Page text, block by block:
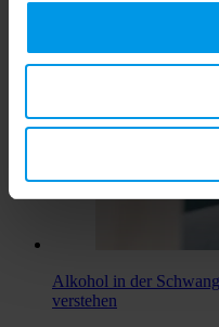
Alkohol in der
verstehen